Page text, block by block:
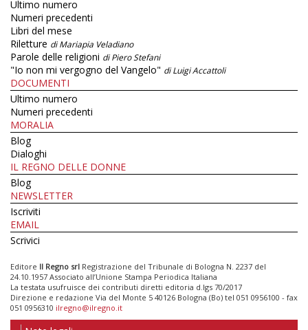
Ultimo numero
Numeri precedenti
Libri del mese
Riletture di Mariapia Veladiano
Parole delle religioni di Piero Stefani
"Io non mi vergogno del Vangelo" di Luigi Accattoli
DOCUMENTI
Ultimo numero
Numeri precedenti
MORALIA
Blog
Dialoghi
IL REGNO DELLE DONNE
Blog
NEWSLETTER
Iscriviti
EMAIL
Scrivici
Editore Il Regno srl Registrazione del Tribunale di Bologna N. 2237 del
24.10.1957 Associato all’Unione Stampa Periodica Italiana
La testata usufruisce dei contributi diretti editoria d.lgs 70/2017
Direzione e redazione Via del Monte 5 40126 Bologna (Bo) tel 051 0956100 - fax
051 0956310 ilregno@ilregno.it